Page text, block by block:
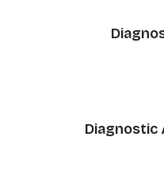
Diagnostic